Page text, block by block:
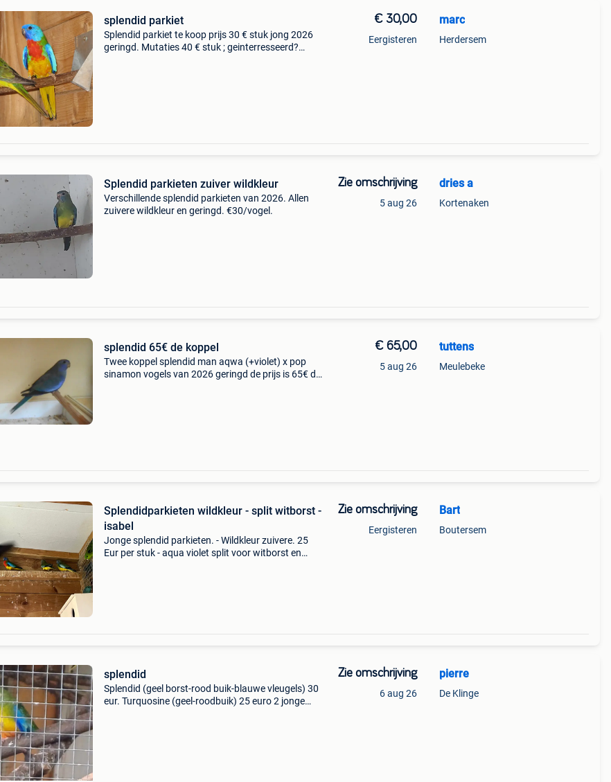
splendid parkiet
Splendid parkiet te koop prijs 30 € stuk jong 2026
geringd. Mutaties 40 € stuk ; geinterresseerd?
€ 30,00
Eergisteren
marc
Herdersem
Splendid parkieten zuiver wildkleur
Verschillende splendid parkieten van 2026. Allen
zuivere wildkleur en geringd. €30/vogel.
Zie omschrijving
5 aug 26
dries a
Kortenaken
splendid 65€ de koppel
Twee koppel splendid man aqwa (+violet) x pop
sinamon vogels van 2026 geringd de prijs is 65€ de
€ 65,00
5 aug 26
tuttens
Meulebeke
Splendidparkieten wildkleur - split witborst -
isabel
Jonge splendid parkieten. - Wildkleur zuivere. 25
Eur per stuk - aqua violet split voor witborst en
Zie omschrijving
Eergisteren
Bart
Boutersem
splendid
Splendid (geel borst-rood buik-blauwe vleugels) 30
eur. Turquosine (geel-roodbuik) 25 euro 2 jonge
Zie omschrijving
6 aug 26
pierre
De Klinge